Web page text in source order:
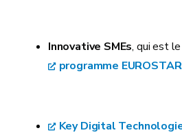
Innovative SMEs, qui est
programme
Key Digital